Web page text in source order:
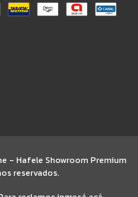
- Hafele Showroom Premium
reservados.